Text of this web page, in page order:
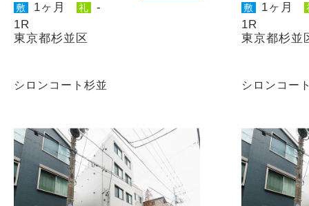
敷 1ヶ月 礼
-
1R
東京都杉並区
敷 1ヶ月
1R
東京都杉並
シロンコート杉並 シロンコー